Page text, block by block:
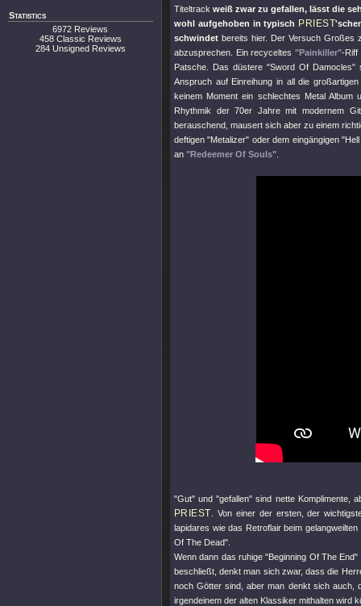
Statistics
6972 Reviews
458 Classic Reviews
284 Unsigned Reviews
Titeltrackweiß zwar zu gefallen, lässt die
wohl aufgehoben in typisch PRIEST
schwindet bereits hier. Der Versuch Großes
abzusprechen. Ein recyceltes"Painkiller"-Riff
Patsche. Das düstere"Sword Of Damocles"
Anspruch auf Einreihung in all die
keinem Moment ein schlechtes Metal
Rhythmik der 70er Jahre mit modernem
berauschend, mausert sich aber zu einem
deftigen"Metalizer" oder dem eingängigen
an "Redeemer Of Souls"
"Gut" und"gefallen" sind nette Komplimente,
PRIEST . Von einer der ersten, der
lapidares wie das Retroflair beim gelangweilten
Of The Dead"
Wenn dann das ruhige"Beginning Of The End"
beschließt, denkt man sich zwar, dass die
noch Götter sind, aber man denkt sich auch,
irgendeinem der alten Klassiker mithalten wird